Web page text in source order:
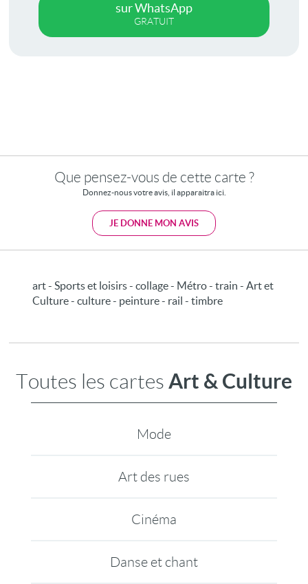
sur WhatsApp
GRATUIT
Que pensez-vous de cette carte ?
Donnez-nous votre avis, il apparaitra ici.
JE DONNE MON AVIS
art - Sports et loisirs - collage - Métro - train - Art et
Culture - culture - peinture - rail - timbre
Toutes les cartes Art & Culture
Mode
Art des rues
Cinéma
Danse et chant